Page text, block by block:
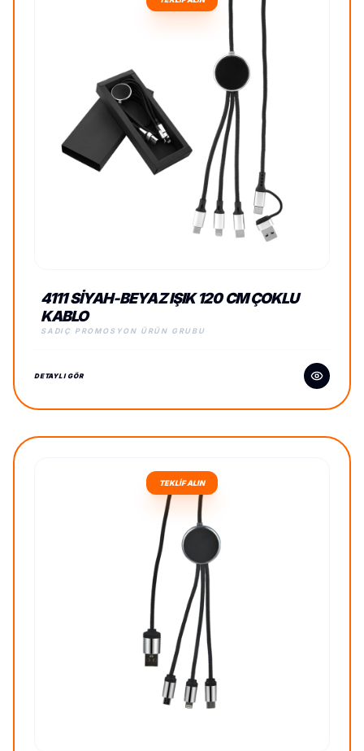
4111 SIYAH-BEYAZ IŞIK 120 CM ÇOKLU
KABLO
SADIÇ PROMOSYON ÜRÜN GRUBU
DETAYLI GÖR
TEKLİF ALIN